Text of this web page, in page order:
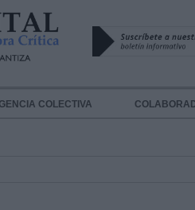
COLECTIVA